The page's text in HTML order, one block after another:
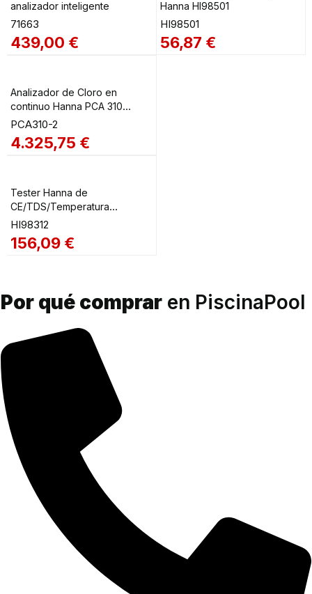
analizador inteligente
71663
439,00 €
Hanna HI98501
HI98501
56,87 €
Analizador de Cloro en
continuo Hanna PCA 310
PCA310-2
PCA310-2
4.325,75 €
Tester Hanna de
CE/TDS/Temperatura
Impermeable HI98312
HI98312
156,09 €
Por qué comprar en PiscinaPool